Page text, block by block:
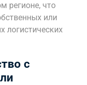
регионе, что
или
логистических
с